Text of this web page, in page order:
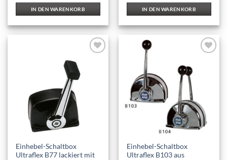
IN DEN WARENKORB IN DEN WARENKORB
Wunschliste
Einhebel-Schaltbox
Ultraflex B77 lackiert mit
Wunschliste
Einhebel-Schaltbox
Ultraflex B103 aus